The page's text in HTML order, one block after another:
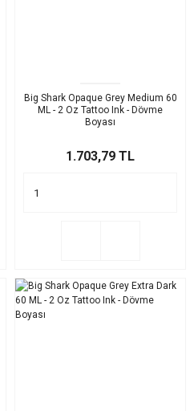
Big Shark Opaque Grey Medium 60
ML - 2 Oz Tattoo Ink - Dövme
Boyası
1.703,79 TL